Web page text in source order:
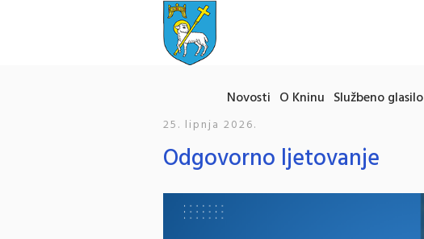
Novosti O Kninu Službeno glasilo
25. lipnja 2026.
Odgovorno ljetovanje